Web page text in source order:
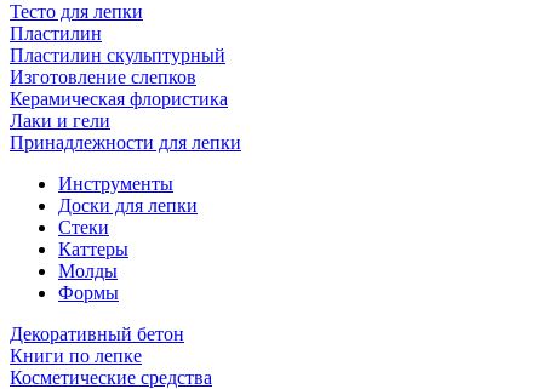
Тесто для лепки
Пластилин
Пластилин скульптурный
Изготовление слепков
Керамическая флористика
Лаки и гели
Принадлежности для лепки
Инструменты
Доски для лепки
Стеки
Каттеры
Молды
Формы
Декоративный бетон
Книги по лепке
Косметические средства